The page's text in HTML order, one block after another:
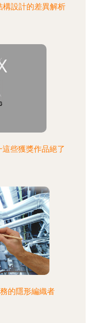
構設計的差異解析
這些獲獎作品絕了
的隱形編織者